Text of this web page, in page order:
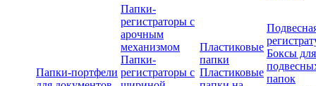
Папки-портфели
Папки-
регистраторы с
арочным
механизмом
Папки-
регистраторы с
Пластиковые
папки
Пластиковые
Боксы для
папок